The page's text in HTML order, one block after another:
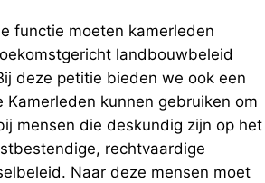
functie moeten kamerleden
landbouwbeleid
deze petitie bieden we ook een
kunnen gebruiken om
mensen die deskundig zijn op het
rechtvaardige
Naar deze mensen moet